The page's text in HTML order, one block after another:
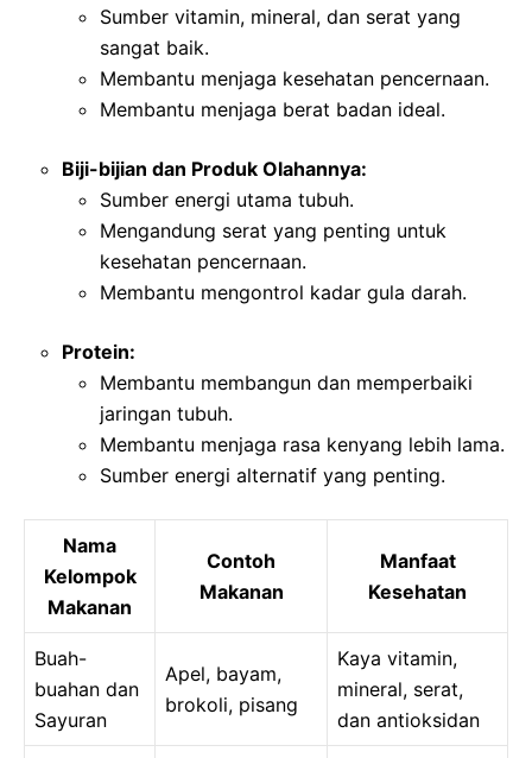
Sumber vitamin, mineral, dan serat yang
sangat baik.
Membantu menjaga kesehatan pencernaan.
Membantu menjaga berat badan ideal.
Biji-bijian dan Produk Olahannya:
Sumber energi utama tubuh.
Mengandung serat yang penting untuk
kesehatan pencernaan.
Membantu mengontrol kadar gula darah.
Protein:
Membantu membangun dan memperbaiki
jaringan tubuh.
Membantu menjaga rasa kenyang lebih lama.
Sumber energi alternatif yang penting.
Nama
Kelompok
Makanan
Contoh
Makanan
Manfaat
Kesehatan
Buah-
buahan dan
Sayuran
Apel, bayam,
brokoli, pisang
Kaya vitamin,
mineral, serat,
dan antioksidan